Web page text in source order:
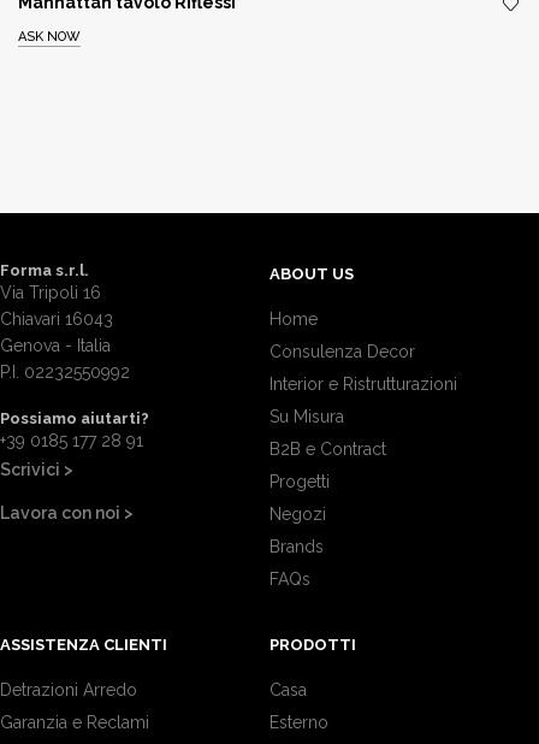
ASK NOW
Forma s.r.l.
Via Tripoli 16
Chiavari 16043
Genova - Italia
P.I. 02232550992
Possiamo aiutarti?
+39 0185 177 28 91
Scrivici >
Lavora con noi >
ABOUT US
Home
Consulenza Decor
Interior e Ristrutturazioni
Su Misura
B2B e Contract
Progetti
Negozi
Brands
FAQs
ASSISTENZA CLIENTI
Detrazioni Arredo
Garanzia e Reclami
PRODOTTI
Casa
Esterno